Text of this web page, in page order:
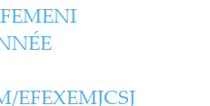
EFEXEMJCSJ